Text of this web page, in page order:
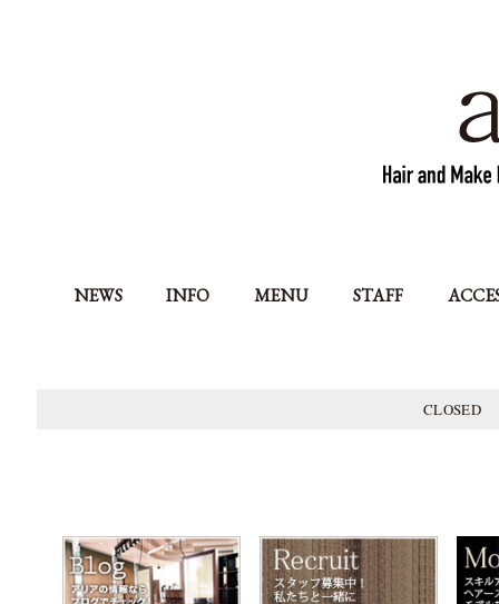
NEWS INFO MENU STAFF
CLOSED